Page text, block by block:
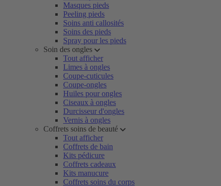
Masques pieds
Peeling pieds
Soins anti callosités
Soins des pieds
Spray pour les pieds
Soin des ongles
Tout afficher
Limes à ongles
Coupe-cuticules
Coupe-ongles
Huiles pour ongles
Ciseaux à ongles
Durcisseur d'ongles
Vernis à ongles
Coffrets soins de beauté
Tout afficher
Coffrets de bain
Kits pédicure
Coffrets cadeaux
Kits manucure
Coffrets soins du corps